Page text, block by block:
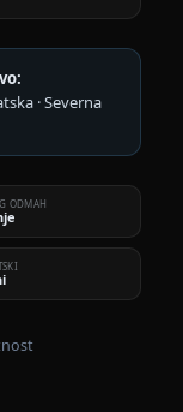
· Severna
ODMAH